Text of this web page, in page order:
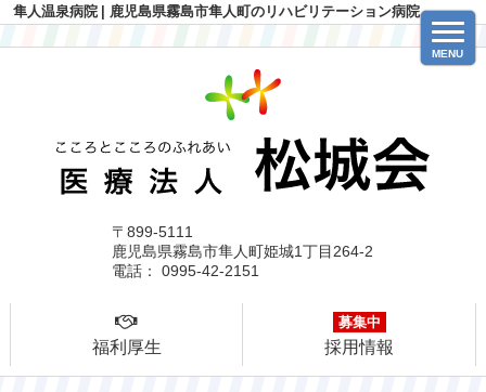
MENU
隼人温泉病院 | 鹿児島県霧島市隼人町のリハビリテーション病院
〒899-5111
鹿児島県霧島市隼人町姫城1丁目264-2
電話： 0995-42-2151
福利厚生
募集中
採用情報